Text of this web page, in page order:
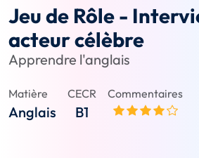
Jeu de Rôle -
acteur célèbre
Apprendre l'anglais
Matière
Anglais
CECR
B1
Commentaires